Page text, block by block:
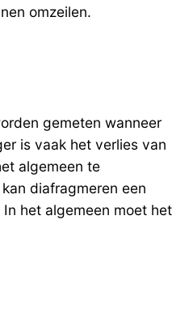
omzeilen.
gemeten wanneer
is vaak het verlies van
algemeen te
diafragmeren een
het algemeen moet het